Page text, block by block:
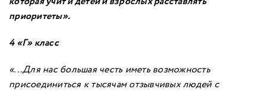
приоритеты».
4 «Г» класс
«...Для нас большая честь иметь возможность
присоединиться к тысячам отзывчивых людей с